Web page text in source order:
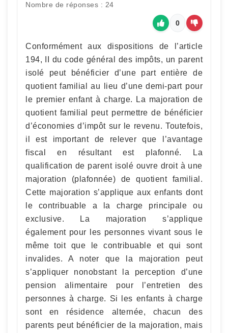
Nombre de réponses : 24
0
Conformément aux dispositions de l’article
194, II du code général des impôts, un parent
isolé peut bénéficier d’une part entière de
quotient familial au lieu d’une demi-part pour
le premier enfant à charge. La majoration de
quotient familial peut permettre de bénéficier
d’économies d’impôt sur le revenu. Toutefois,
il est important de relever que l’avantage
fiscal en résultant est plafonné. La
qualification de parent isolé ouvre droit à une
majoration (plafonnée) de quotient familial.
Cette majoration s’applique aux enfants dont
le contribuable a la charge principale ou
exclusive. La majoration s’applique
également pour les personnes vivant sous le
même toit que le contribuable et qui sont
invalides. A noter que la majoration peut
s’appliquer nonobstant la perception d’une
pension alimentaire pour l’entretien des
personnes à charge. Si les enfants à charge
sont en résidence alternée, chacun des
parents peut bénéficier de la majoration, mais